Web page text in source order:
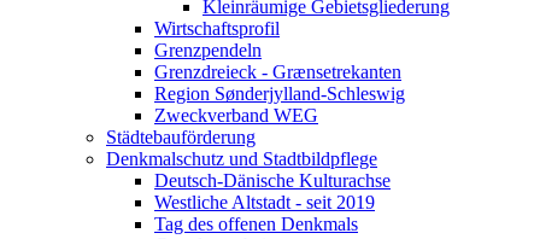
Kleinräumige Gebietsgliederung
Wirtschaftsprofil
Grenzpendeln
Grenzdreieck - Grænsetrekanten
Region Sønderjylland-Schleswig
Zweckverband WEG
Städtebauförderung
Denkmalschutz und Stadtbildpflege
Deutsch-Dänische Kulturachse
Westliche Altstadt - seit 2019
Tag des offenen Denkmals